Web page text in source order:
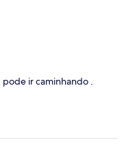
ir caminhando .